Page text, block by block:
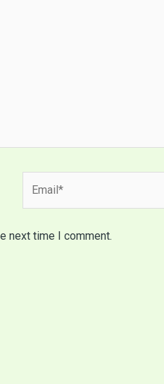
next time I comment.